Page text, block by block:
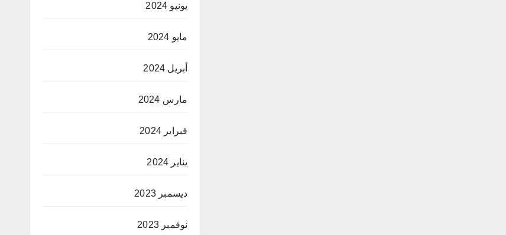
يونيو 2024
مايو 2024
أبريل 2024
مارس 2024
فبراير 2024
يناير 2024
ديسمبر 2023
نوفمبر 2023